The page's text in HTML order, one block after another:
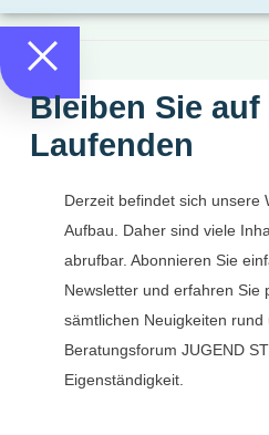
Bleiben Sie auf
Laufenden
Derzeit befindet sich unsere
Aufbau. Daher sind viele
abrufbar. Abonnieren Sie
Newsletter und erfahren Sie
sämtlichen Neuigkeiten rund
Beratungsforum JUGEND
Eigenständigkeit.